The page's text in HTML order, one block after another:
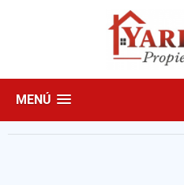
MENÚ